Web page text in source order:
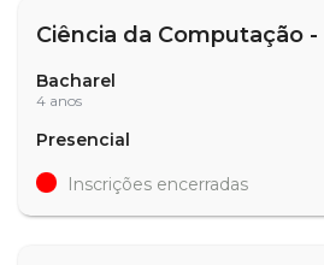
Ciência da Computação
Bacharel
4 anos
Presencial
Inscrições encerradas